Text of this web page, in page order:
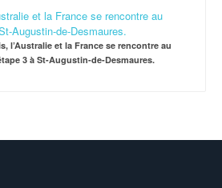
l’Australie et la France se rencontre au
3 à St-Augustin-de-Desmaures.